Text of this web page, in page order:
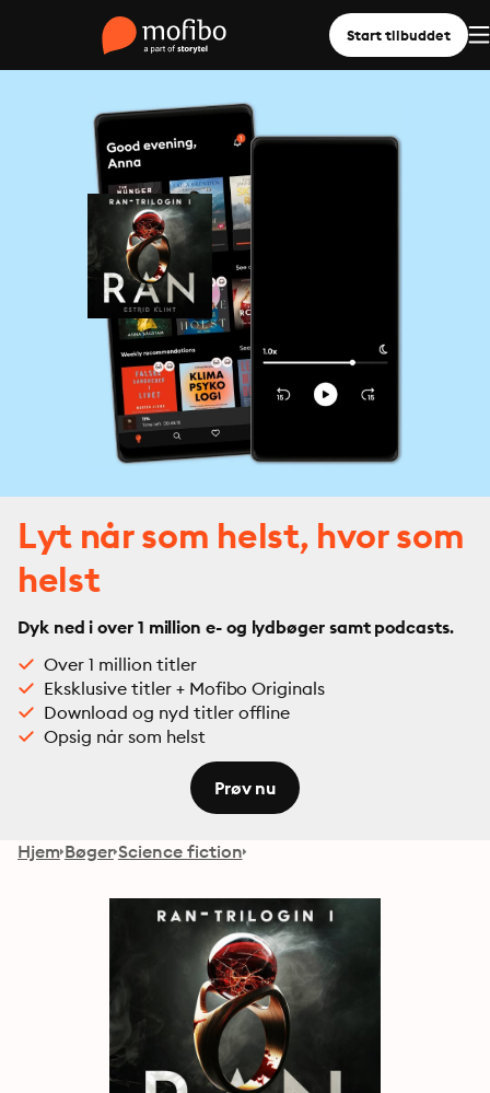
Start tilbuddet
Lyt når som helst, hvor som
helst
Dyk ned i over 1 million e- og lydbøger samt podcasts.
Over 1 million titler
Eksklusive titler + Mofibo Originals
Download og nyd titler offline
Opsig når som helst
Prøv nu
Hjem Bøger Science fiction